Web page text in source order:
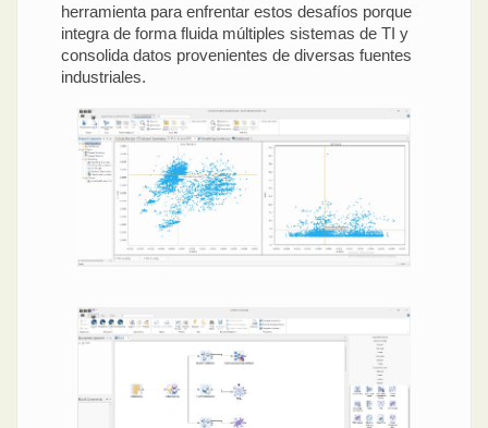
herramienta para enfrentar estos desafíos porque
integra de forma fluida múltiples sistemas de TI y
consolida datos provenientes de diversas fuentes
industriales.